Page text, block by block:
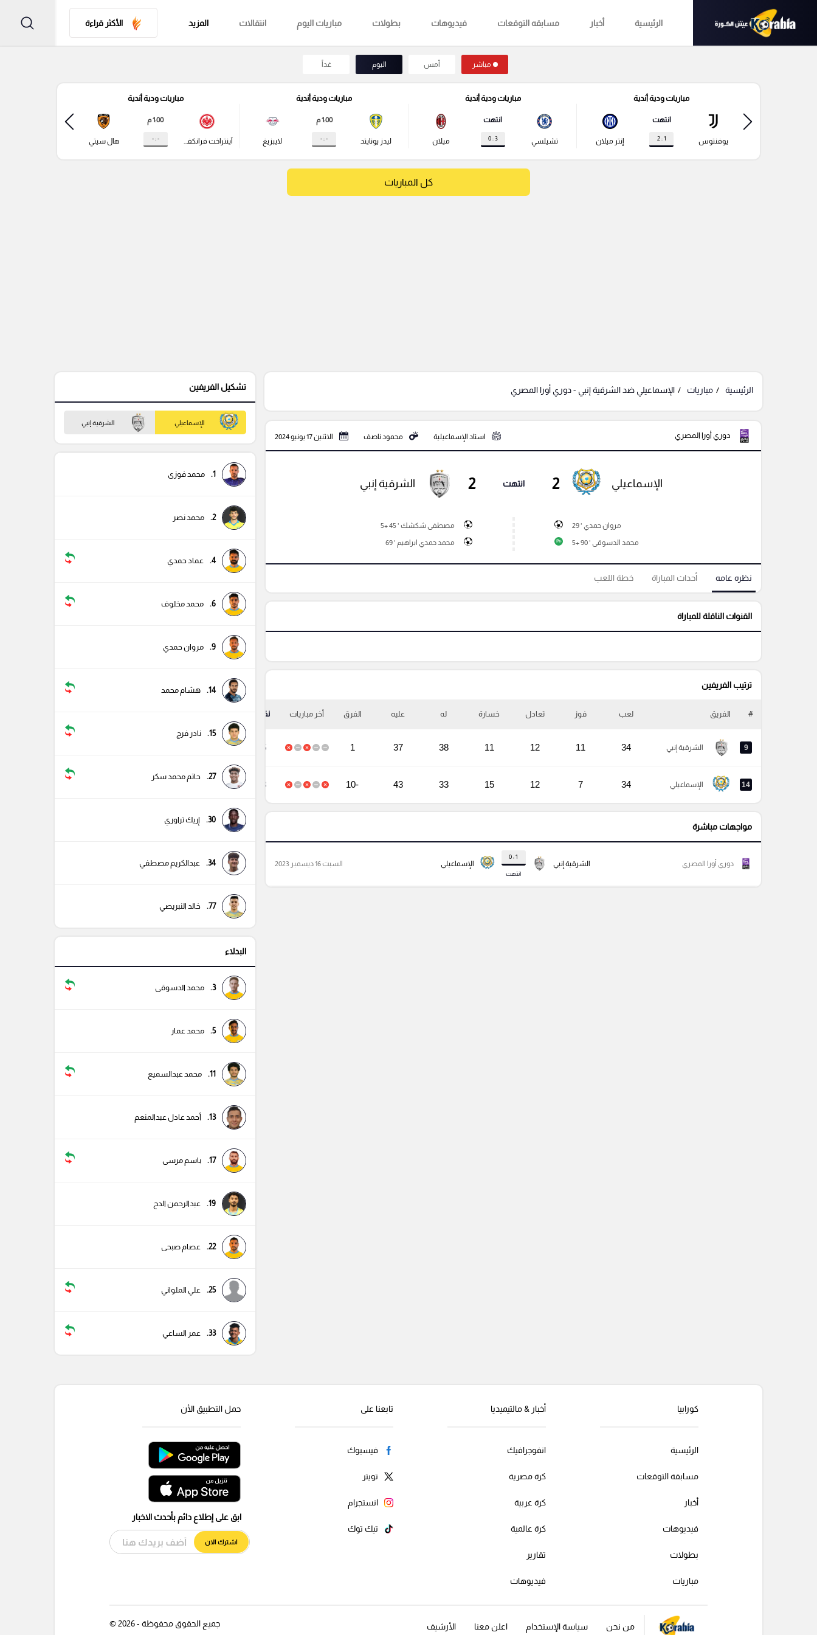
الرئيسية أخبار مسابقه التوقعات فيديوهات بطولات مباريات اليوم انتقالات المزيد الأكثر قراءة
مباشر أمس اليوم غداً
مباريات ودية أندية
يوفنتوس
انتهت
1 : 2 إنتر ميلان
مباريات ودية أندية
تشيلسي
انتهت
3 : 0 ميلان
مباريات ودية أندية
ليدز يونايتد
1:00 م
- : - لايبزيغ
مباريات ودية أندية
آينتراخت فرانكفورت
1:00 م
- : - هال سيتي
كل المباريات
الرئيسية مباريات الإسماعيلي ضد الشرقية إنبي - دوري أورا المصري
دوري أورا المصري استاد الإسماعيلية محمود ناصف الاثنين 17 يونيو 2024
الإسماعيلي 2 انتهت 2 الشرقية إنبي
مروان حمدي ' 29
P محمد الدسوقى ' 90 +5
مصطفى شكشك ' 45 +5
محمد حمدي ابراهيم ' 69
نظره عامه أحداث المباراة خطة اللعب
القنوات الناقلة للمباراة
ترتيب الفريفين
# الفريق لعب فوز تعادل خسارة له عليه الفرق أخر مباريات نقاط
9 الشرقية إنبي 34
11
12
11
38
37
1
45
14 الإسماعيلي 34
7
12
15
33
43
-10
33
مواجهات مباشرة
الشرقية إنبي
1 : 0
انتهت
الإسماعيلي دوري أورا المصري السبت 16 ديسمبر 2023
تشكيل الفريفين
الإسماعيلي الشرقية إنبي
1. محمد فوزى
2. محمد نصر
4. عماد حمدي
6. محمد مخلوف
9. مروان حمدي
14. هشام محمد
15. نادر فرج
27. حاتم محمد سكر
30. إريك تراوري
34. عبدالكريم مصطفي
77. خالد النبريصي
البدلاء
3. محمد الدسوقى
5. محمد عمار
11. محمد عبدالسميع
13. أحمد عادل عبدالمنعم
17. باسم مرسى
19. عبدالرحمن الدح
22. عصام صبحى
25. علي الملواني
33. عمر الساعي
كورابيا
الرئيسية
مسابقة التوقعات
أخبار
فيديوهات
بطولات
مباريات
أخبار & مالتيميديا
انفوجرافيك
كرة مصرية
كرة عربية
كرة عالمية
تقارير
فيديوهات
تابعنا على
فيسبوك
تويتر
انستجرام
تيك توك
حمل التطبيق الأن
ابق على إطلاع دائم بأحدث الاخبار
اشترك الان
من نحن سياسة الإستخدام اعلن معنا الأرشيف جميع الحقوق محفوظة - 2026 ©